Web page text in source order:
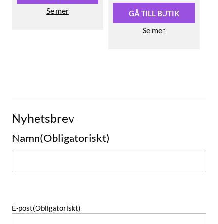
Se mer GÅ TILL BUTIK
Se mer
Nyhetsbrev
Namn(Obligatoriskt)
E-post(Obligatoriskt)